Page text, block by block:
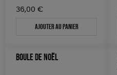
36,00 €
Ajouter au panier
BOULE DE NOËL